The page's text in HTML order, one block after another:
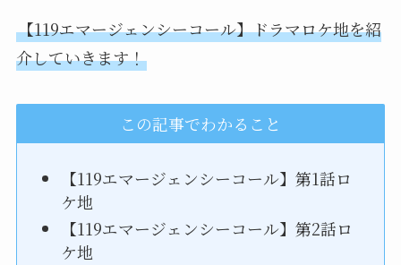
【119エマージェンシーコール】ドラマロケ地を紹
介していきます！
この記事でわかること
【119エマージェンシーコール】第1話ロ
ケ地
【119エマージェンシーコール】第2話ロ
ケ地